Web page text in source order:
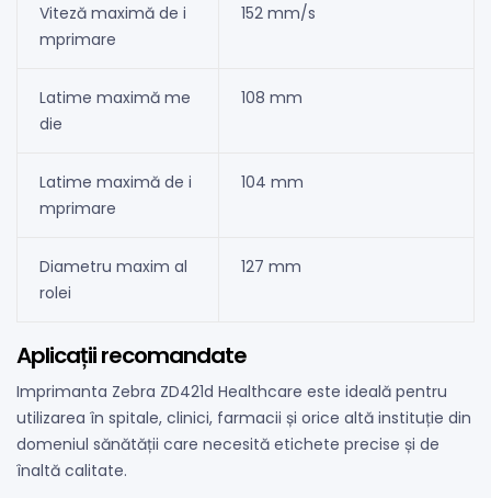
Viteză maximă de i
mprimare
152 mm/s
Latime maximă me
die
108 mm
Latime maximă de i
mprimare
104 mm
Diametru maxim al
rolei
127 mm
Aplicații recomandate
Imprimanta Zebra ZD421d Healthcare este ideală pentru
utilizarea în spitale, clinici, farmacii și orice altă instituție din
domeniul sănătății care necesită etichete precise și de
înaltă calitate.